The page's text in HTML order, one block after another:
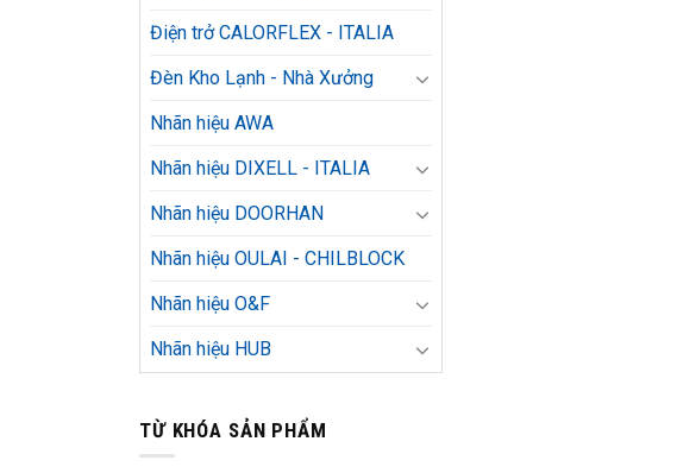
Điện trở CALORFLEX - ITALIA
Đèn Kho Lạnh - Nhà Xưởng
Nhãn hiệu AWA
Nhãn hiệu DIXELL - ITALIA
Nhãn hiệu DOORHAN
Nhãn hiệu OULAI - CHILBLOCK
Nhãn hiệu O&F
Nhãn hiệu HUB
TỪ KHÓA SẢN PHẨM